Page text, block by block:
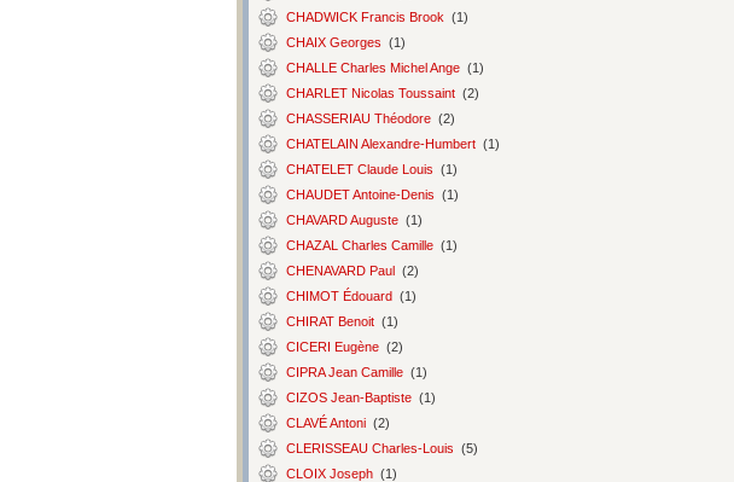
CHADWICK Francis Brook (1)
CHAIX Georges (1)
CHALLE Charles Michel Ange (1)
CHARLET Nicolas Toussaint (2)
CHASSERIAU Théodore (2)
CHATELAIN Alexandre-Humbert (1)
CHATELET Claude Louis (1)
CHAUDET Antoine-Denis (1)
CHAVARD Auguste (1)
CHAZAL Charles Camille (1)
CHENAVARD Paul (2)
CHIMOT Édouard (1)
CHIRAT Benoit (1)
CICERI Eugène (2)
CIPRA Jean Camille (1)
CIZOS Jean-Baptiste (1)
CLAVÉ Antoni (2)
CLERISSEAU Charles-Louis (5)
CLOIX Joseph (1)